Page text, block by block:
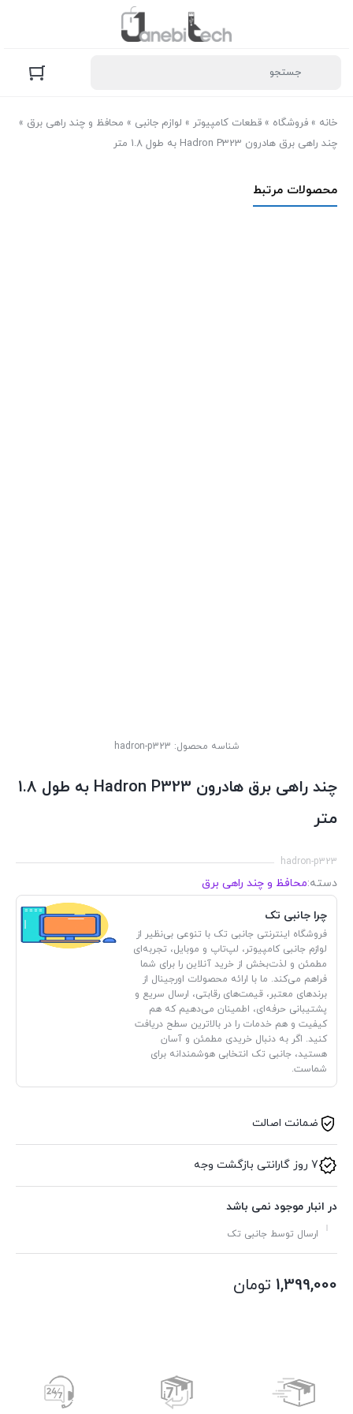
خانه » فروشگاه » قطعات کامپیوتر » لوازم جانبی » محافظ و چند راهی برق »
چند راهی برق هادرون Hadron P323 به طول 1.8 متر
محصولات مرتبط
شناسه محصول: hadron-p323
چند راهی برق هادرون Hadron P323 به طول 1.8
متر
hadron-p323
دسته:محافظ و چند راهی برق
چرا جانبی تک
فروشگاه اینترنتی جانبی تک با تنوعی بی‌نظیر از
لوازم جانبی کامپیوتر، لپ‌تاپ و موبایل، تجربه‌ای
مطمئن و لذت‌بخش از خرید آنلاین را برای شما
فراهم می‌کند. ما با ارائه محصولات اورجینال از
برندهای معتبر، قیمت‌های رقابتی، ارسال سریع و
پشتیبانی حرفه‌ای، اطمینان می‌دهیم که هم
کیفیت و هم خدمات را در بالاترین سطح دریافت
کنید. اگر به دنبال خریدی مطمئن و آسان
هستید، جانبی تک انتخابی هوشمندانه برای
شماست.
ضمانت اصالت
7 روز گارانتی بازگشت وجه
در انبار موجود نمی باشد
ارسال توسط جانبی تک
1,399,000 تومان